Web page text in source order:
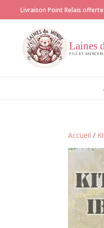
Livraison Point Relais
Laines
FILS ET
Accueil /